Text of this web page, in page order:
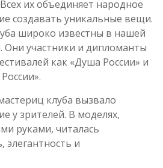
их объединяет народное
создавать уникальные вещи.
широко известны в нашей
Они участники и дипломанты
как «Душа России» и
клуба вызвало
у зрителей. В моделях,
руками, читалась
элегантность и